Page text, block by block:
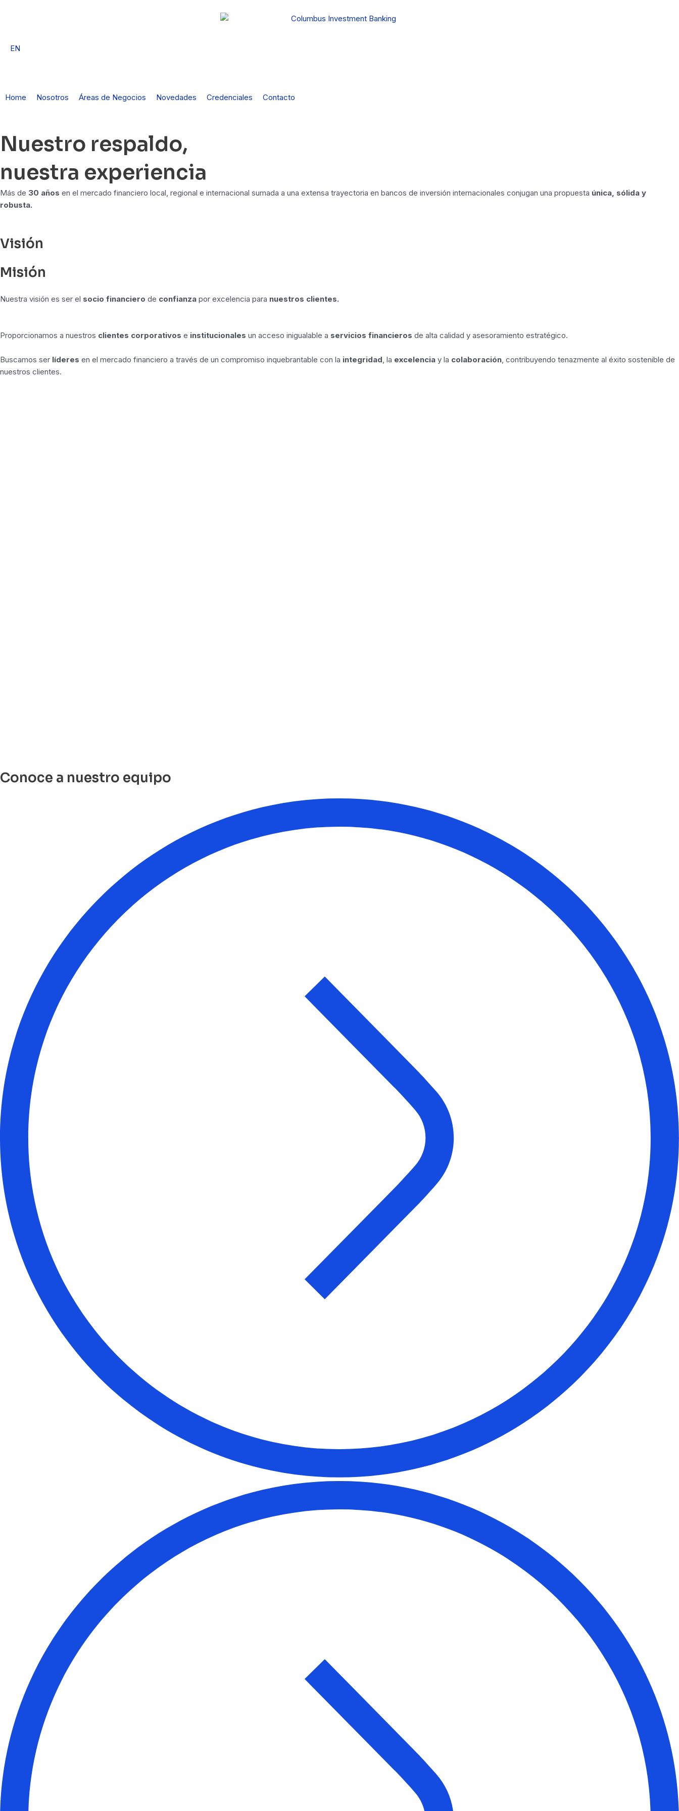
EN
Home Nosotros Áreas de Negocios Novedades Credenciales Contacto
Nuestro respaldo,
nuestra experiencia
Más de 30 años en el mercado financiero local, regional e internacional sumada a una extensa trayectoria en bancos de inversión internacionales conjugan una propuesta única, sólida y
robusta.
Visión
Misión
Nuestra visión es ser el socio financiero de confianza por excelencia para nuestros clientes.
Proporcionamos a nuestros clientes corporativos e institucionales un acceso inigualable a servicios financieros de alta calidad y asesoramiento estratégico.
Buscamos ser líderes en el mercado financiero a través de un compromiso inquebrantable con la integridad, la excelencia y la colaboración, contribuyendo tenazmente al éxito sostenible de
nuestros clientes.
Conoce a nuestro equipo